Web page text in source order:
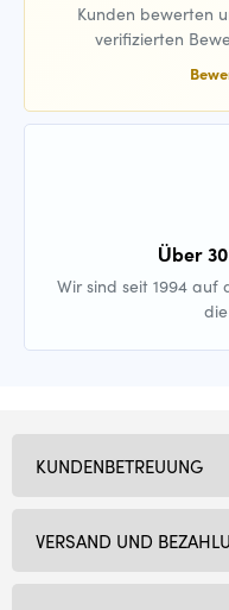
Kunden bewerten
verifizierten
Über
Wir sind seit 1994 auf
KUNDENBETREUUNG
VERSAND UND